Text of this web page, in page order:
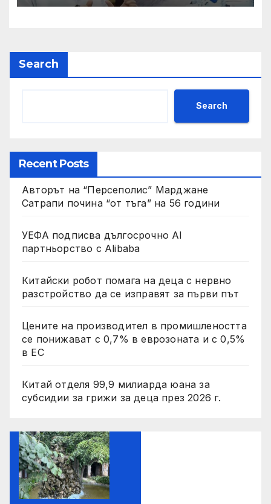
Search
Search
Recent Posts
Авторът на “Персеполис” Марджане
Сатрапи почина “от тъга” на 56 години
УЕФА подписва дългосрочно AI
партньорство с Alibaba
Китайски робот помага на деца с нервно
разстройство да се изправят за първи път
Цените на производител в промишлеността
се понижават с 0,7% в еврозоната и с 0,5%
в ЕС
Китай отделя 99,9 милиарда юана за
субсидии за грижи за деца през 2026 г.